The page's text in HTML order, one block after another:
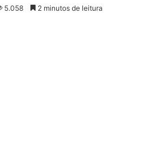
5.058 2 minutos de leitura